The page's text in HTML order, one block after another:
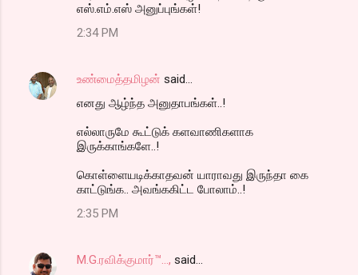
எஸ்.எம்.எஸ் அனுப்புங்கள்!
2:34 PM
உண்மைத்தமிழன் said…
எனது ஆழ்ந்த அனுதாபங்கள்..!
எல்லாருமே கூட்டுக் களவாணிகளாக
இருக்காங்களே..!
கொள்ளையடிக்காதவன் யாராவது இருந்தா கை
காட்டுங்க.. அவங்ககிட்ட போலாம்..!
2:35 PM
M.G.ரவிக்குமார்™..., said…